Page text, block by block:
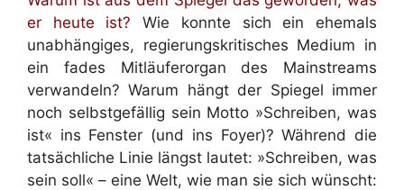
er heute ist? Wie konnte sich ein ehemals
unabhängiges, regierungskritisches Medium in
ein fades Mitläuferorgan des Mainstreams
verwandeln? Warum hängt der Spiegel immer
noch selbstgefällig sein Motto »Schreiben, was
ist« ins Fenster (und ins Foyer)? Während die
tatsächliche Linie längst lautet: »Schreiben, was
sein soll« – eine Welt, wie man sie sich wünscht: